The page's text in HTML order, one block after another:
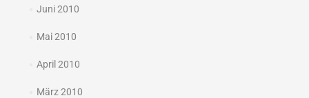
Juni 2010
Mai 2010
April 2010
März 2010